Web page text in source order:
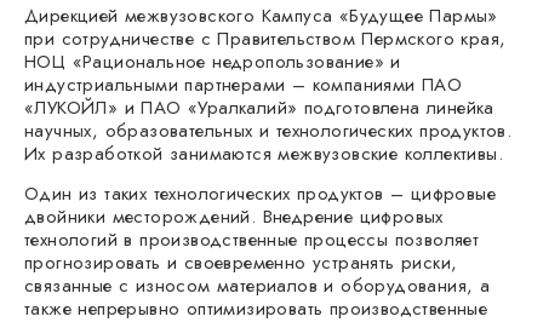
Дирекцией межвузовского Кампуса «Будущее Пармы»
при сотрудничестве с Правительством Пермского края,
НОЦ «Рациональное недропользование» и
индустриальными партнерами – компаниями ПАО
«ЛУКОЙЛ» и ПАО «Уралкалий» подготовлена линейка
научных, образовательных и технологических продуктов.
Их разработкой занимаются межвузовские коллективы.
Один из таких технологических продуктов – цифровые
двойники месторождений. Внедрение цифровых
технологий в производственные процессы позволяет
прогнозировать и своевременно устранять риски,
связанные с износом материалов и оборудования, а
также непрерывно оптимизировать производственные